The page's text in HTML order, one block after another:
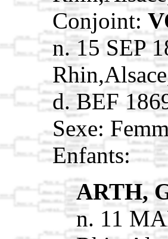
Conjoint:
n. 15 SEP
d. BEF
Sexe:
Enfants:
ARTH,
n. 11